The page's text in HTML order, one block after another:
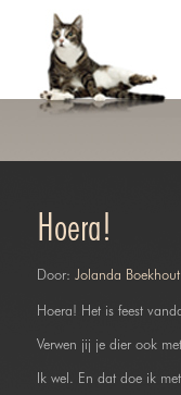
Hoera!
Door: Jolanda Boekhout
Hoera! Het is feest
Verwen jij je dier ook
Ik wel. En dat doe ik